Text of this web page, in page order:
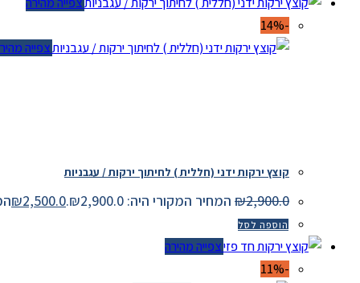
צפייה מהירה
קוצץ ירקות ידני (חללית ) לחיתוך ירקות / עגבניות
₪2,900.0 המחיר המקורי היה: ₪2,900.0. ₪2,500.0
הוספה לסל
צפייה מהירה